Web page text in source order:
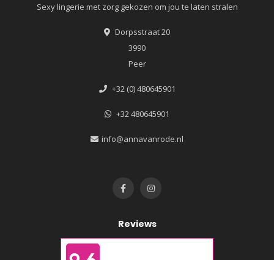
Sexy lingerie met zorg gekozen om jou te laten stralen
Dorpsstraat 20
3990
Peer
+32 (0) 480645901
+32 480645901
info@annavanrode.nl
Reviews